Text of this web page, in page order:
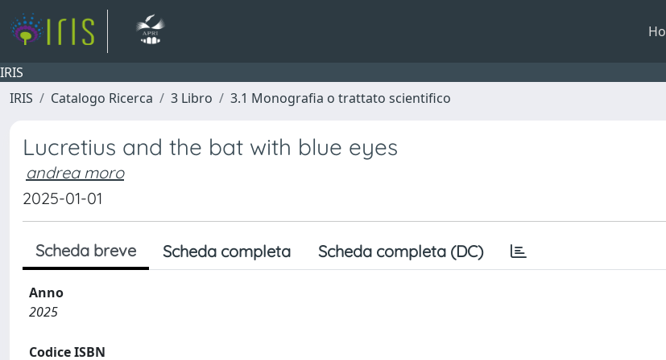
IRIS
IRIS
Catalogo Ricerca 3 Libro 3.1 Monografia o trattato scientifico
Lucretius and the bat with blue eyes
andrea moro
2025-01-01
Scheda breve Scheda completa Scheda completa (DC)
Anno
2025
Codice ISBN